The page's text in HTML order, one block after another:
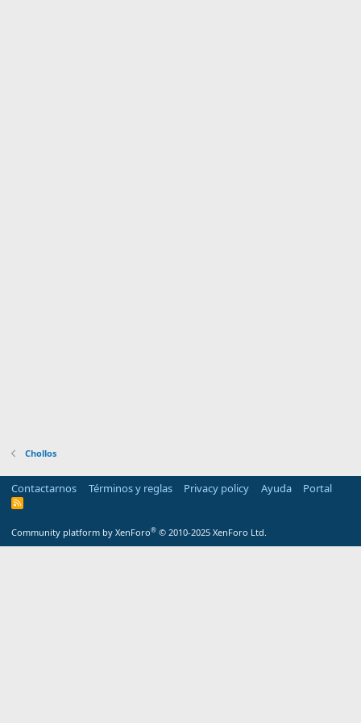
Chollos
Contactarnos Términos y reglas Privacy policy Ayuda Portal
R
Community platform by XenForo® © 2010-2025 XenForo Ltd.